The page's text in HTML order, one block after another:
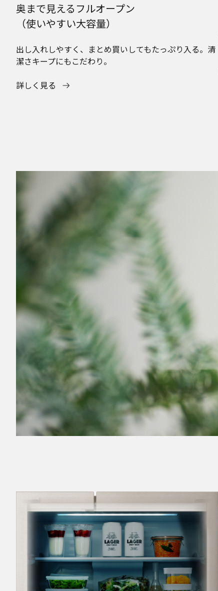
奥まで見えるフルオープン
（使いやすい大容量）
出し入れしやすく、まとめ買いしてもたっぷり入る。清
潔さキープにもこだわり。
詳しく見る